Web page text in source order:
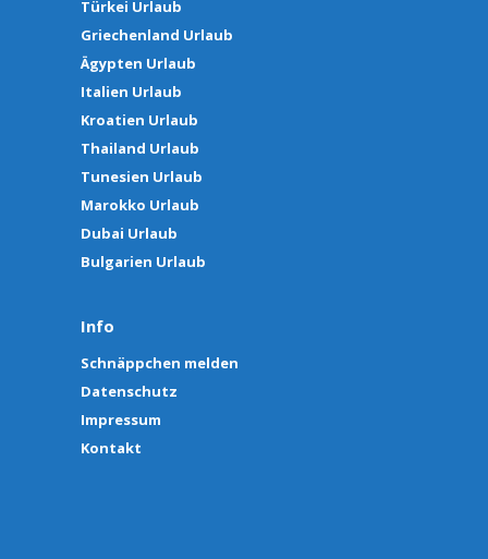
Türkei Urlaub
Griechenland Urlaub
Ägypten Urlaub
Italien Urlaub
Kroatien Urlaub
Thailand Urlaub
Tunesien Urlaub
Marokko Urlaub
Dubai Urlaub
Bulgarien Urlaub
Info
Schnäppchen melden
Datenschutz
Impressum
Kontakt